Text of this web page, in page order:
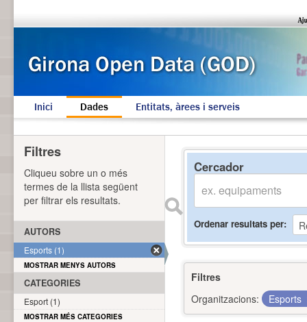
Inici Dades Entitats, àrees i serveis
Cercador
Ordenar resultats per
Filtres
Organitzacions:
Esports
Filtres
Cliqueu sobre un o més
termes de la llista següent
per filtrar els resultats.
AUTORS
Esports (1)
MOSTRAR MENYS AUTORS
CATEGORIES
Esport (1)
MOSTRAR MÉS CATEGORIES